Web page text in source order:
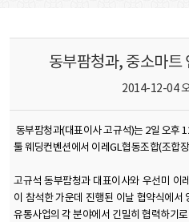
동부팜청과, 중소마트
2014-12-04
동부팜청과(대표이사 고규석)는 2일 오후
툴 웨딩컨벤션에서 이레GL협동조합(조합
고규석 동부팜청과 대표이사와 우선미 이
이 참석한 가운데 진행된 이날 협약식에서
유통사업의 각 분야에서 긴밀히 협력하기